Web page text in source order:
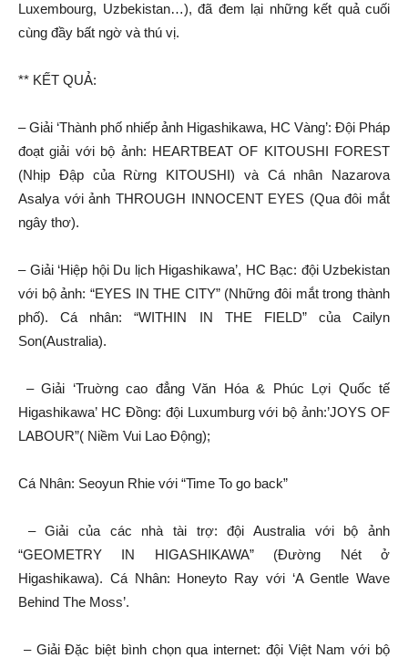
Luxembourg, Uzbekistan…), đã đem lại những kết quả cuối
cùng đầy bất ngờ và thú vị.
** KẾT QUẢ:
– Giải ‘Thành phố nhiếp ảnh Higashikawa, HC Vàng’: Đội Pháp
đoạt giải với bộ ảnh: HEARTBEAT OF KITOUSHI FOREST
(Nhịp Đập của Rừng KITOUSHI) và Cá nhân Nazarova
Asalya với ảnh THROUGH INNOCENT EYES (Qua đôi mắt
ngây thơ).
– Giải ‘Hiệp hội Du lịch Higashikawa’, HC Bạc: đội Uzbekistan
với bộ ảnh: “EYES IN THE CITY” (Những đôi mắt trong thành
phố). Cá nhân: “WITHIN IN THE FIELD” của Cailyn
Son(Australia).
– Giải ‘Truờng cao đẳng Văn Hóa & Phúc Lợi Quốc tế
Higashikawa’ HC Đồng: đội Luxumburg với bộ ảnh:’JOYS OF
LABOUR”( Niềm Vui Lao Động);
Cá Nhân: Seoyun Rhie với “Time To go back”
– Giải của các nhà tài trợ: đội Australia với bộ ảnh
“GEOMETRY IN HIGASHIKAWA” (Đường Nét ở
Higashikawa). Cá Nhân: Honeyto Ray với ‘A Gentle Wave
Behind The Moss’.
– Giải Đặc biệt bình chọn qua internet: đội Việt Nam với bộ